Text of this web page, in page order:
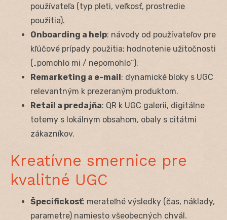
používateľa (typ pleti, veľkosť, prostredie
použitia).
Onboarding a help: návody od používateľov pre
kľúčové prípady použitia; hodnotenie užitočnosti
(„pomohlo mi / nepomohlo“).
Remarketing a e-mail: dynamické bloky s UGC
relevantným k prezeraným produktom.
Retail a predajňa: QR k UGC galerii, digitálne
totemy s lokálnym obsahom, obaly s citátmi
zákazníkov.
Kreatívne smernice pre
kvalitné UGC
Špecifickosť: merateľné výsledky (čas, náklady,
parametre) namiesto všeobecných chvál.